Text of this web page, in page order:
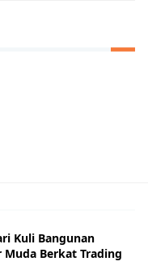
Kuli Bangunan
Berkat Trading